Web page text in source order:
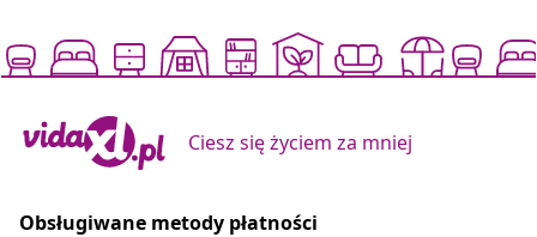
Ciesz się życiem za mniej
Obsługiwane metody płatności